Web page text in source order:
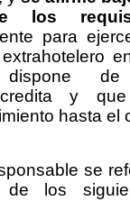
los
para
dispone
y
hasta el
se
de los